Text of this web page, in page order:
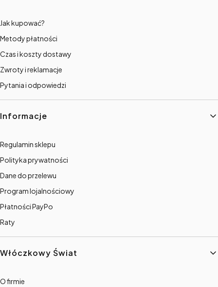
Jak kupować?
Metody płatności
Czas i koszty dostawy
Zwroty i reklamacje
Pytania i odpowiedzi
Informacje
Regulamin sklepu
Polityka prywatności
Dane do przelewu
Program lojalnościowy
Płatności PayPo
Raty
Włóczkowy Świat
O firmie